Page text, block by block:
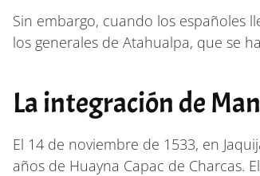
Sin embargo, cuando los españoles
los generales de Atahualpa, que se
La integración de
El 14 de noviembre de 1533, en
años de Huayna Capac de Charcas.